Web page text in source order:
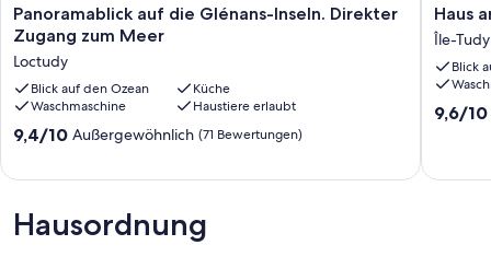
Panoramablick
auf
Glénans-
Inseln.
Direkter
Zugang
zum
Panoramablick auf die Glénans-Inseln. Direkter
Zugang zum Meer
Loctudy
Blick auf den Ozean
Küche
Waschmaschine
Haustiere erlaubt
9.4
(71
Bewertungen)
9,4/10 Außergewöhnlich (71 Bewertungen)
Haus
am
Strand,
Lage!
Île-
Haus
Île-Tudy
Blick
9.6
9,6/10
Hausordnung